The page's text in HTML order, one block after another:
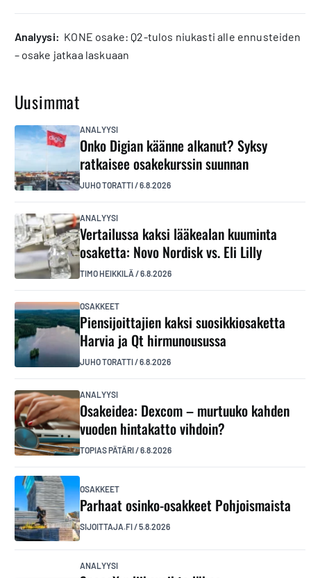
analyysi: KONE osake: Q2-tulos niukasti alle ennusteiden
– osake jatkaa laskuaan
Uusimmat
ANALYYSI
Onko Digian käänne alkanut? Syksy
ratkaisee osakekurssin suunnan
JUHO TORATTI/6.8.2026
ANALYYSI
Vertailussa kaksi lääkealan kuuminta
osaketta: Novo Nordisk vs. Eli Lilly
TIMO HEIKKILÄ /6.8.2026
OSAKKEET
Piensijoittajien kaksi suosikkiosaketta
Harvia ja Qt hirmunousussa
JUHO TORATTI/6.8.2026
ANALYYSI
Osakeidea: Dexcom – murtuuko kahden
vuoden hintakatto vihdoin?
TOPIAS PÄTÄRI/6.8.2026
OSAKKEET
Parhaat osinko-osakkeet Pohjoismaista
SIJOITTAJA.FI/5.8.2026
ANALYYSI